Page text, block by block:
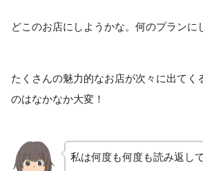
どこのお店にしようかな。何のプランに
たくさんの魅力的なお店が次々に出てく
のはなかなか大変！
私は何度も何度も読み返し